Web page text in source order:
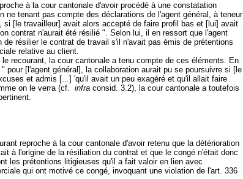
à la cour cantonale d'avoir procédé à une constatation
ne tenant pas compte des déclarations de l'agent général, à teneur
si [le travailleur] avait alors accepté de faire profil bas et [lui] avait
contrat n'aurait été résilié ". Selon lui, il en ressort que l'agent
de résilier le contrat de travail s'il n'avait pas émis de prétentions
relative au client.
recourant, la cour cantonale a tenu compte de ces éléments. En
pour [l'agent général], la collaboration aurait pu se poursuivre si [le
et admis [...] 'qu'il avait un peu exagéré et qu'il allait faire
on le verra (cf. infra consid. 3.2), la cour cantonale a toutefois
reproche à la cour cantonale d'avoir retenu que la détérioration
à l'origine de la résiliation du contrat et que le congé n'était donc
les prétentions litigieuses qu'il a fait valoir en lien avec
qui ont motivé ce congé, invoquant une violation de l'art. 336